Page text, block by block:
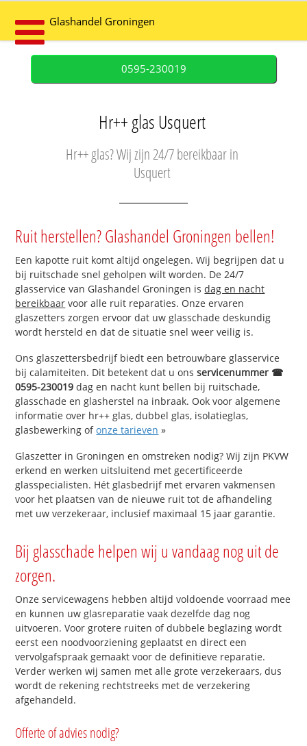
Glashandel Groningen
0595-230019
Hr++ glas Usquert
Hr++ glas? Wij zijn 24/7 bereikbaar in
Usquert
Ruit herstellen? Glashandel Groningen bellen!
Een kapotte ruit komt altijd ongelegen. Wij begrijpen dat u
bij ruitschade snel geholpen wilt worden. De 24/7
glasservice van Glashandel Groningen isdag en nacht
bereikbaar voor alle ruit reparaties. Onze ervaren
glaszetters zorgen ervoor dat uw glasschade deskundig
wordt hersteld en dat de situatie snel weer veilig is.
Ons glaszettersbedrijf biedt een betrouwbare glasservice
bij calamiteiten. Dit betekent dat u onsservicenummer ☎
0595-230019 dag en nacht kunt bellen bij ruitschade,
glasschade en glasherstel na inbraak. Ook voor algemene
informatie over hr++ glas, dubbel glas, isolatieglas,
glasbewerking ofonze tarieven »
Glaszetter in Groningen en omstreken nodig? Wij zijn PKVW
erkend en werken uitsluitend met gecertificeerde
glasspecialisten. Hét glasbedrijf met ervaren vakmensen
voor het plaatsen van de nieuwe ruit tot de afhandeling
met uw verzekeraar, inclusief maximaal 15 jaar garantie.
Bij glasschade helpen wij u vandaag nog uit de
zorgen.
Onze servicewagens hebben altijd voldoende voorraad mee
en kunnen uw glasreparatie vaak dezelfde dag nog
uitvoeren. Voor grotere ruiten of dubbele beglazing wordt
eerst een noodvoorziening geplaatst en direct een
vervolgafspraak gemaakt voor de definitieve reparatie.
Verder werken wij samen met alle grote verzekeraars, dus
wordt de rekening rechtstreeks met de verzekering
afgehandeld.
Offerte of advies nodig?